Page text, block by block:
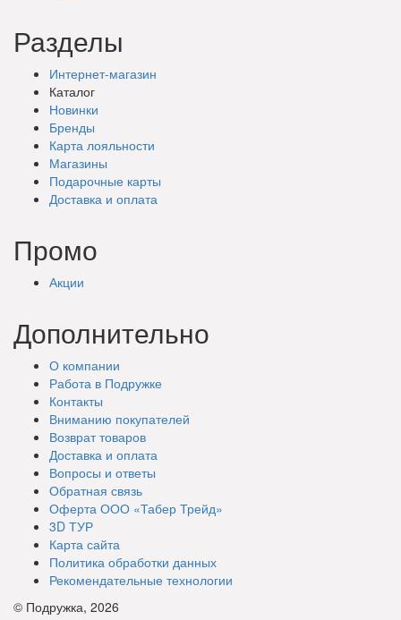
Разделы
Интернет-магазин
Каталог
Новинки
Бренды
Карта лояльности
Магазины
Подарочные карты
Доставка и оплата
Промо
Акции
Дополнительно
О компании
Работа в Подружке
Контакты
Вниманию покупателей
Возврат товаров
Доставка и оплата
Вопросы и ответы
Обратная связь
Оферта ООО «Табер Трейд»
3D ТУР
Карта сайта
Политика обработки данных
Рекомендательные технологии
© Подружка, 2026